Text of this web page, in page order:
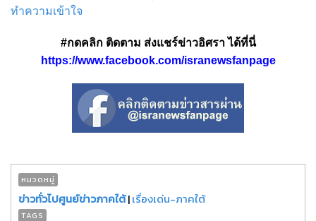
ทำความเข้าใจ
#กดคลิก ติดตาม ส่งแชร์ข่าวอิศรา ได้ที่นี่
https://www.facebook.com/isranewsfanpage
หมวดหมู่
ข่าวทั่วไปศูนย์ข่าวภาคใต้|เรื่องเด่น-ภาคใต้
TAGS